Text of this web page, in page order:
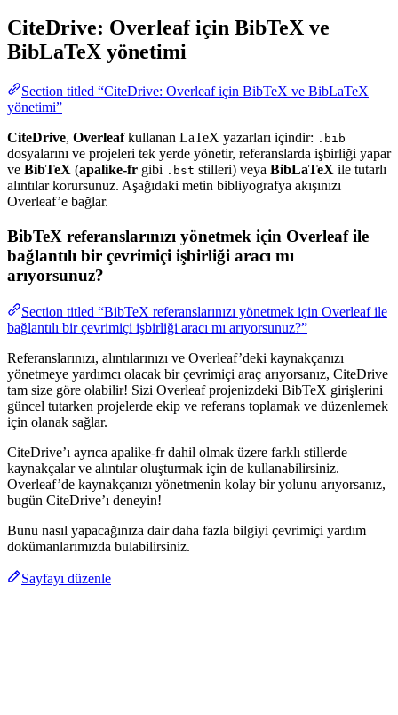
CiteDrive: Overleaf için BibTeX ve
BibLaTeX yönetimi
Section titled “CiteDrive: Overleaf için BibTeX ve BibLaTeX
yönetimi”
CiteDrive, Overleafkullanan LaTeX yazarları içindir: .bib
dosyalarını ve projeleri tek yerde yönetir, referanslarda işbirliği yapar
ve BibTeX (apalike-fr gibi .bst stilleri) veya BibLaTeX ile tutarlı
alıntılar korursunuz. Aşağıdaki metin bibliyografya akışınızı
Overleaf’e bağlar.
BibTeX referanslarınızı yönetmek için Overleaf ile
bağlantılı bir çevrimiçi işbirliği aracı mı
arıyorsunuz?
Section titled “BibTeX referanslarınızı yönetmek için Overleaf ile
bağlantılı bir çevrimiçi işbirliği aracı mı arıyorsunuz?”
Referanslarınızı, alıntılarınızı ve Overleaf’deki kaynakçanızı
yönetmeye yardımcı olacak bir çevrimiçi araç arıyorsanız, CiteDrive
tam size göre olabilir! Sizi Overleaf projenizdeki BibTeX girişlerini
güncel tutarken projelerde ekip ve referans toplamak ve düzenlemek
için olanak sağlar.
CiteDrive’ı ayrıca apalike-fr dahil olmak üzere farklı stillerde
kaynakçalar ve alıntılar oluşturmak için de kullanabilirsiniz.
Overleaf’de kaynakçanızı yönetmenin kolay bir yolunu arıyorsanız,
bugün CiteDrive’ı deneyin!
Bunu nasıl yapacağınıza dair daha fazla bilgiyi çevrimiçi yardım
dokümanlarımızda bulabilirsiniz.
Sayfayı düzenle